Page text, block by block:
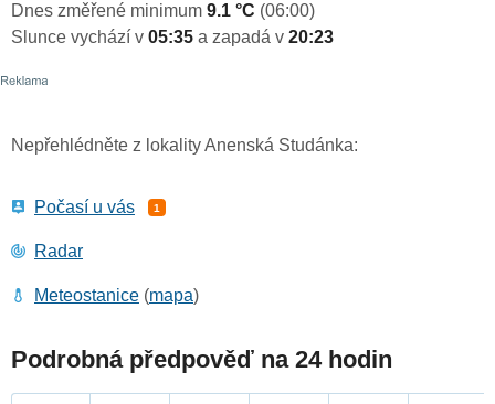
Dnes změřené minimum 9.1 °C (06:00)
Slunce vychází v 05:35 a zapadá v 20:23
Nepřehlédněte z lokality Anenská Studánka:
Počasí u vás 1
Radar
Meteostanice (mapa)
Podrobná předpověď na 24 hodin